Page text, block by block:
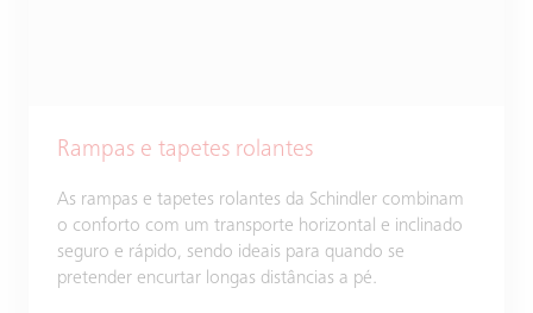
Rampas e tapetes rolantes
As rampas e tapetes rolantes da Schindler combinam
o conforto com um transporte horizontal e inclinado
seguro e rápido, sendo ideais para quando se
pretender encurtar longas distâncias a pé.